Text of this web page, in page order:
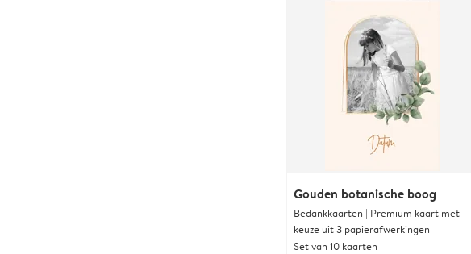
Gouden botanische boog
Bedankkaarten | Premium kaart met
keuze uit 3 papierafwerkingen
Set van 10 kaarten